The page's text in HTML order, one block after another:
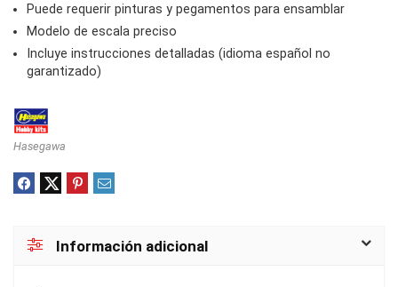
Puede requerir pinturas y pegamentos para ensamblar
Modelo de escala preciso
Incluye instrucciones detalladas (idioma español no
garantizado)
Hasegawa
Información adicional